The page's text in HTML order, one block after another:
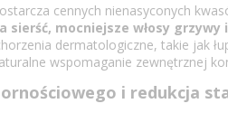
cennych nienasyconych
sierść, mocniejsze włosy
dermatologiczne, takie jak
wspomaganie zewnętrznej
i redukcja